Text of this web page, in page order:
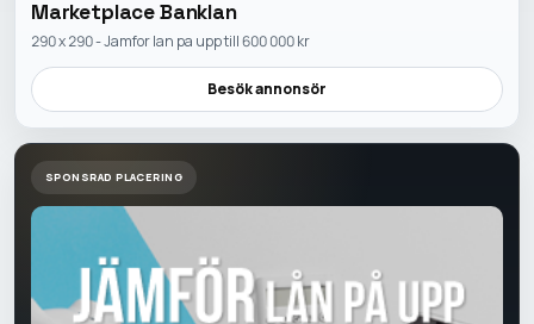
Marketplace Banklan
290 x 290 - Jamfor lan pa upp till 600 000 kr
Besök annonsör
SPONSRAD PLACERING